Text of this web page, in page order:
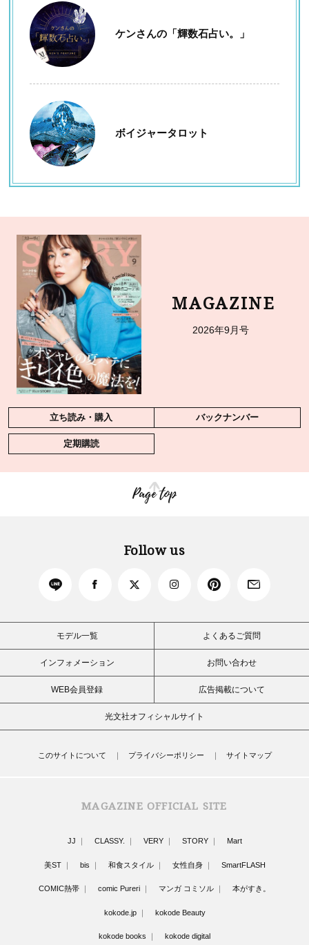
ケンさんの「輝数石占い。」
ボイジャータロット
MAGAZINE
2026年9月号
立ち読み・購入 バックナンバー
定期購読
Page top
Follow us
モデル一覧 よくあるご質問
インフォメーション お問い合わせ
WEB会員登録 広告掲載について
光文社オフィシャルサイト
このサイトについて プライバシーポリシー サイトマップ
MAGAZINE OFFICIAL SITE
JJ CLASSY. VERY STORY Mart
美ST bis 和食スタイル 女性自身 SmartFLASH
COMIC熱帯 comic Pureri マンガ コミソル 本がすき。
kokode.jp kokode Beauty
kokode books kokode digital